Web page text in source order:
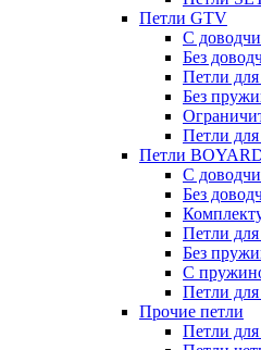
Петли GTV
С
Без
Петли для
Без
Петли
Петли
С
Без
Петли для
Без
С
Петли
Прочие петли
Петли для